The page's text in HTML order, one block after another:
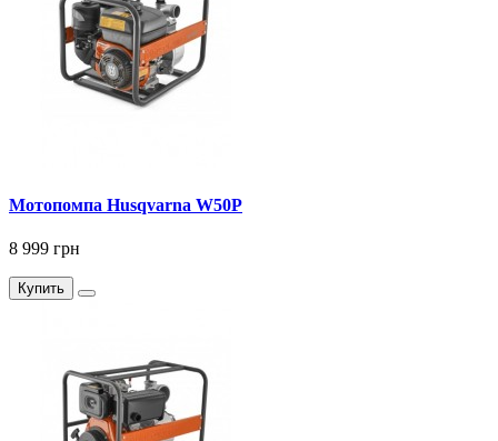
Мотопомпа Husqvarna W50P
8 999 грн
Купить